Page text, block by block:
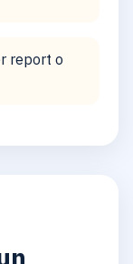
report o